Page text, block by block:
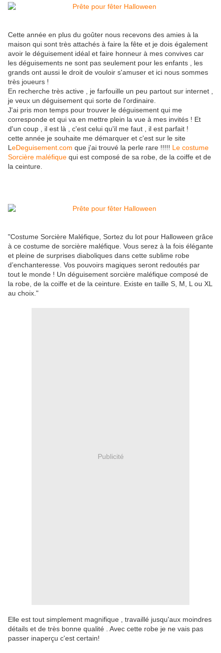
Cette année en plus du goûter nous recevons des amies à la
maison qui sont très attachés à faire la fête et je dois également
avoir le déguisement idéal et faire honneur à mes convives car
les déguisements ne sont pas seulement pour les enfants , les
grands ont aussi le droit de vouloir s'amuser et ici nous sommes
très joueurs !
En recherche très active , je farfouille un peu partout sur internet ,
je veux un déguisement qui sorte de l'ordinaire.
J'ai pris mon temps pour trouver le déguisement qui me
corresponde et qui va en mettre plein la vue à mes invités ! Et
d'un coup , il est là , c'est celui qu'il me faut , il est parfait !
cette année je souhaite me démarquer et c'est sur le site
L eDeguisement.com que j'ai trouvé la perle rare !!!!! Le costume
Sorcière maléfique qui est composé de sa robe, de la coiffe et de
la ceinture.
"Costume Sorcière Maléfique, Sortez du lot pour Halloween grâce
à ce costume de sorcière maléfique. Vous serez à la fois élégante
et pleine de surprises diaboliques dans cette sublime robe
d’enchanteresse. Vos pouvoirs magiques seront redoutés par
tout le monde ! Un déguisement sorcière maléfique composé de
la robe, de la coiffe et de la ceinture. Existe en taille S, M, L ou XL
au choix."
Publicité
Elle est tout simplement magnifique , travaillé jusqu'aux moindres
détails et de très bonne qualité . Avec cette robe je ne vais pas
passer inaperçu c'est certain!